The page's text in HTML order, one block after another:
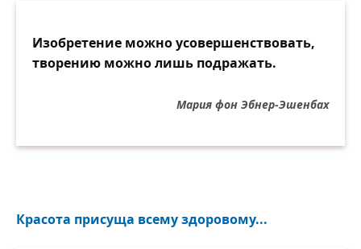
Изобретение можно усовершенствовать,
творению можно лишь подражать.
Мария фон Эбнер-Эшенбах
Красота присуща всему здоровому...